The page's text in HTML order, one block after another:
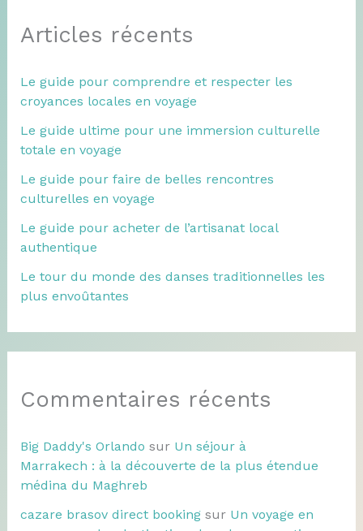
Articles récents
Le guide pour comprendre et respecter les
croyances locales en voyage
Le guide ultime pour une immersion culturelle
totale en voyage
Le guide pour faire de belles rencontres
culturelles en voyage
Le guide pour acheter de l’artisanat local
authentique
Le tour du monde des danses traditionnelles les
plus envoûtantes
Commentaires récents
Big Daddy's Orlando sur Un séjour à
Marrakech : à la découverte de la plus étendue
médina du Maghreb
cazare brasov direct bookingsur Un voyage en